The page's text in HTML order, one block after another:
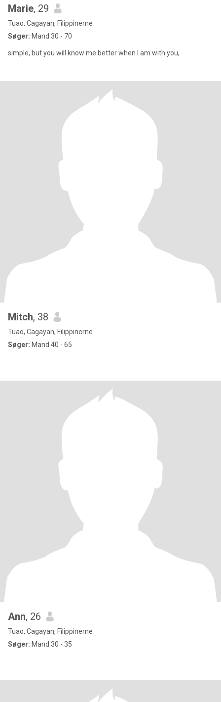
Marie, 29
Tuao, Cagayan, Filippinerne
Søger: Mand 30 - 70
simple, but you will know me better when I am with you,
Mitch, 38
Tuao, Cagayan, Filippinerne
Søger: Mand 40 - 65
Ann, 26
Tuao, Cagayan, Filippinerne
Søger: Mand 30 - 35